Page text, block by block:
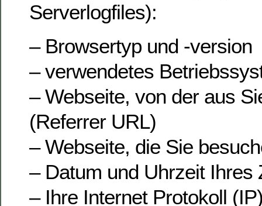
Serverlogfiles):
– Browsertyp und -version
– verwendetes
– Webseite, von der aus
(Referrer URL)
– Webseite, die Sie
– Datum und Uhrzeit Ihres
– Ihre Internet Protokoll